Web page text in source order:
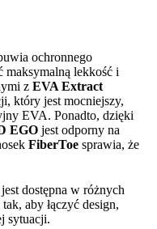
ochronnego
maksymalną lekkość i
z EVA Extract
który jest mocniejszy,
EVA. Ponadto, dzięki
EGO jest odporny na
FiberToe sprawia, że
jest dostępna w różnych
aby łączyć design,
sytuacji.